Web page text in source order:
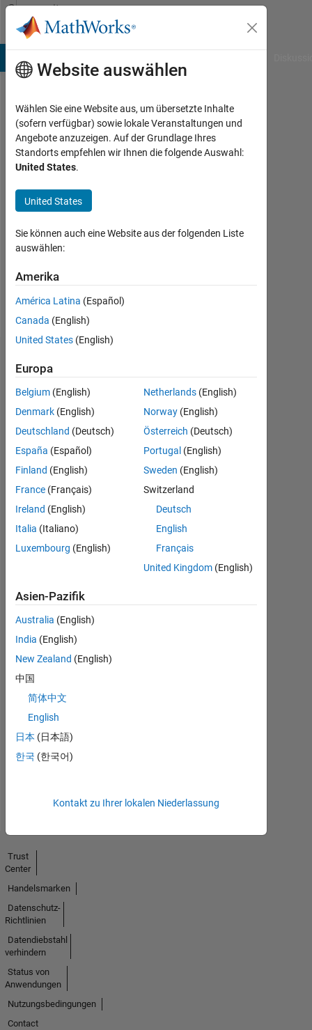
Weiter zum Inhalt
Community
Profile
s
Aktiv
seit
2020
Followers:
Following:
Follow
Please
login
endorse
this
person
a
skill
No
Endorsements
received
Website auswählen
Wählen Sie eine Website aus, um übersetzte Inhalte
(sofern verfügbar) sowie lokale Veranstaltungen und
Angebote anzuzeigen. Auf der Grundlage Ihres
Standorts empfehlen wir Ihnen die folgende Auswahl:
United States.
United States
Sie können auch eine Website aus der folgenden Liste
auswählen:
Amerika
América Latina (Español)
Canada (English)
United States (English)
Europa
Belgium (English)
Denmark (English)
Deutschland (Deutsch)
España (Español)
Finland (English)
France (Français)
Ireland (English)
Italia (Italiano)
Luxembourg (English)
Netherlands (English)
Norway (English)
Österreich (Deutsch)
Portugal (English)
Sweden (English)
Switzerland
Deutsch
English
Français
United Kingdom (English)
Asien-Pazifik
Australia (English)
India (English)
New Zealand (English)
中国
简体中文
English
日本 (日本語)
한국 (한국어)
Kontakt zu Ihrer lokalen Niederlassung
Trust
Center
Handelsmarken
Datenschutz-
Richtlinien
Datendiebstahl
verhindern
Status von
Anwendungen
Nutzungsbedingungen
Contact